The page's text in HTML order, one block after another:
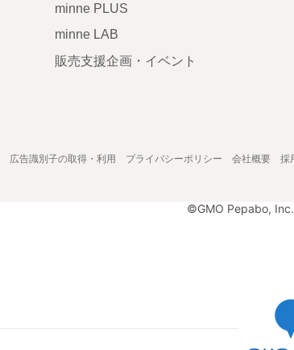
minne PLUS
minne LAB
販売支援企画・イベント
広告識別子の取得・利用 プライバシーポリシー 会社概要 採
©GMO Pepabo,